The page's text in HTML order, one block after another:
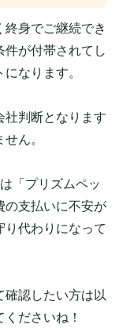
身でご継続でき
件が付帯されてし
なります。
社判断となります
ん。
「プリズムペッ
の支払いに不安が
り代わりになって
確認したい方は以
ださいね！